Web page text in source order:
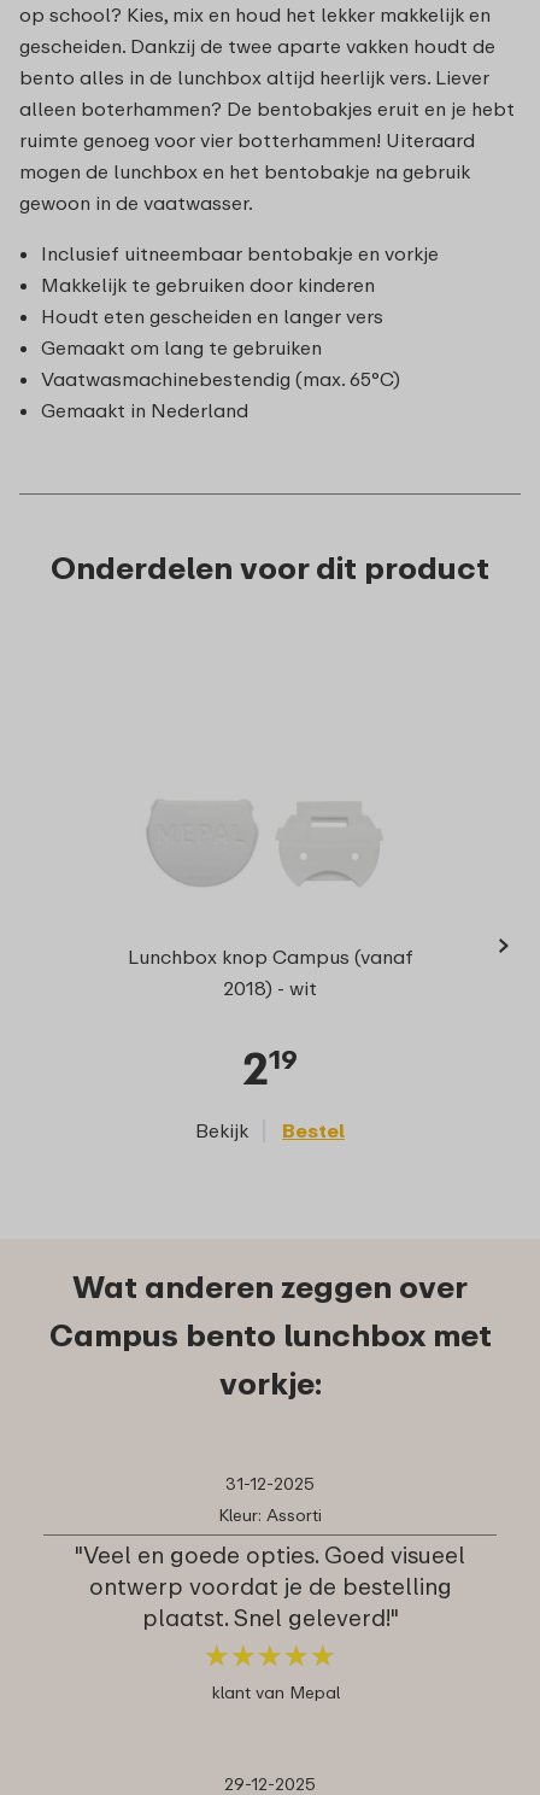
op school? Kies, mix en houd het lekker makkelijk en
gescheiden. Dankzij de twee aparte vakken houdt de
bento alles in de lunchbox altijd heerlijk vers. Liever
alleen boterhammen? De bentobakjes eruit en je hebt
ruimte genoeg voor vier botterhammen! Uiteraard
mogen de lunchbox en het bentobakje na gebruik
gewoon in de vaatwasser.
Inclusief uitneembaar bentobakje en vorkje
Makkelijk te gebruiken door kinderen
Houdt eten gescheiden en langer vers
Gemaakt om lang te gebruiken
Vaatwasmachinebestendig (max. 65°C)
Gemaakt in Nederland
Onderdelen voor dit product
Lunchbox knop Campus (vanaf
2018) - wit
219
Bekijk Bestel
›
Wat anderen zeggen over
Campus bento lunchbox met
vorkje:
31-12-2025
Kleur: Assorti
"Veel en goede opties. Goed visueel
ontwerp voordat je de bestelling
plaatst. Snel geleverd!"
★★★★★
★★★★★
klant van Mepal
29-12-2025